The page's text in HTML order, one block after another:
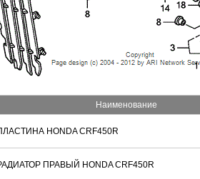
Наименование
HONDA CRF450R
ПРАВЫЙ HONDA CRF450R